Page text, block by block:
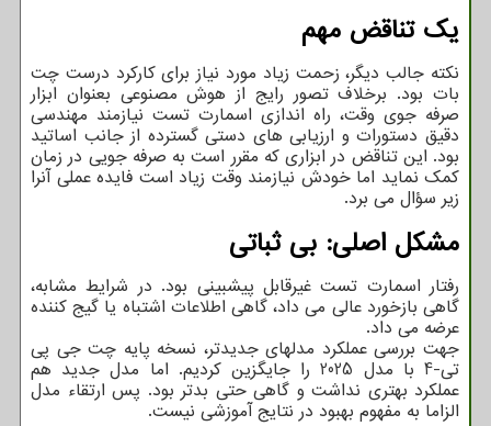
یک تناقض مهم
نکته جالب دیگر، زحمت زیاد مورد نیاز برای کارکرد درست چت
بات بود. برخلاف تصور رایج از هوش مصنوعی بعنوان ابزار
صرفه جوی وقت، راه اندازی اسمارت تست نیازمند مهندسی
دقیق دستورات و ارزیابی های دستی گسترده از جانب اساتید
بود. این تناقض در ابزاری که مقرر است به صرفه جویی در زمان
کمک نماید اما خودش نیازمند وقت زیاد است فایده عملی آنرا
زیر سؤال می برد.
مشکل اصلی: بی ثباتی
رفتار اسمارت تست غیرقابل پیشبینی بود. در شرایط مشابه،
گاهی بازخورد عالی می داد، گاهی اطلاعات اشتباه یا گیج کننده
عرضه می داد.
جهت بررسی عملکرد مدلهای جدیدتر، نسخه پایه چت جی پی
تی-4 با مدل 2025 را جایگزین کردیم. اما مدل جدید هم
عملکرد بهتری نداشت و گاهی حتی بدتر بود. پس ارتقاء مدل
الزاما به مفهوم بهبود در نتایج آموزشی نیست.